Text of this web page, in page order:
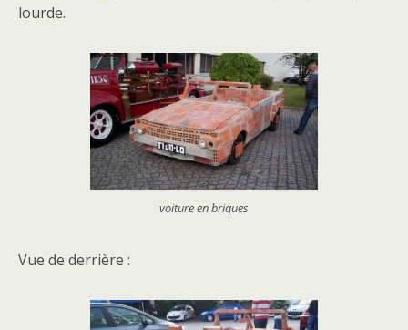
lourde.
voiture en briques
Vue de derrière :